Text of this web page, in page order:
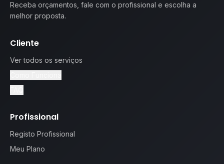
Receba orçamentos, fale com o profissional e escolha a
melhor proposta.
Cliente
Ver todos os serviços
Profissional
Registo Profissional
Meu Plano